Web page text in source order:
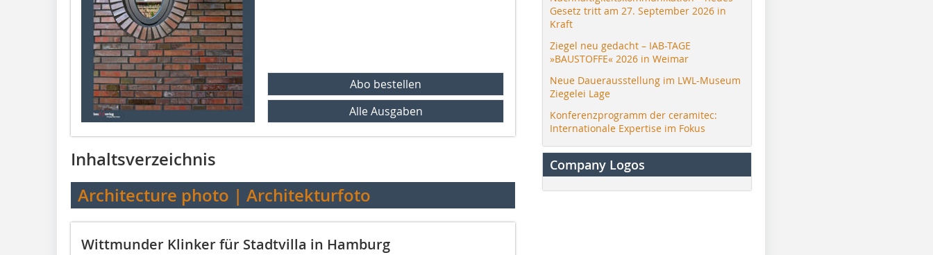
Abo bestellen
Alle Ausgaben
Inhaltsverzeichnis
Architecture photo | Architekturfoto
Wittmunder Klinker für Stadtvilla in Hamburg
Gesetz tritt am 27. September 2026 in
Kraft
Ziegel neu gedacht – IAB-TAGE
»BAUSTOFFE« 2026 in Weimar
Neue Dauerausstellung im LWL-Museum
Ziegelei Lage
Konferenzprogramm der ceramitec:
Internationale Expertise im Fokus
Company Logos